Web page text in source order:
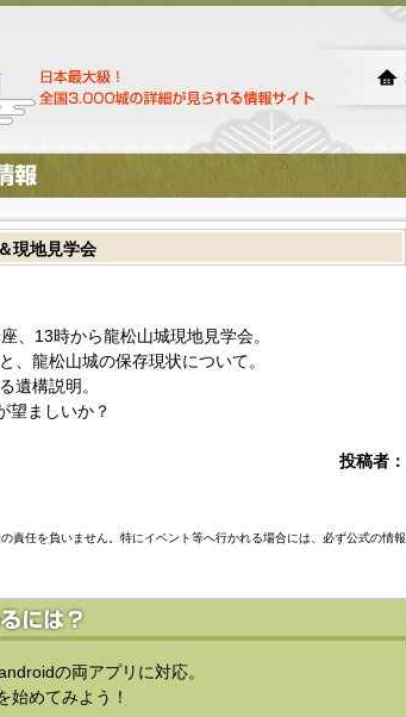
現地見学会
、13時から龍松山城現地見学会。
、龍松山城の保存現状について。
遺構説明。
望ましいか？
投稿者：
責任を負いません。特にイベント等へ行かれる場合には、必ず公式の情報
の両アプリに対応。
始めてみよう！